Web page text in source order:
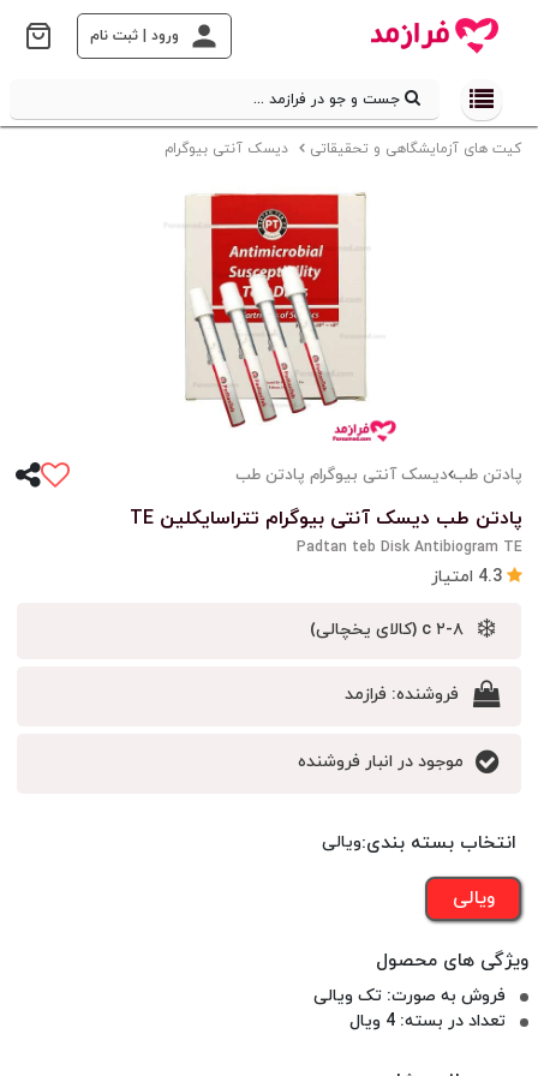
ورود | ثبت نام
جست و جو در فرازمد ...
کیت های آزمایشگاهی و تحقیقاتی دیسک آنتی بیوگرام
پادتن طب دیسک آنتی بیوگرام پادتن طب
پادتن طب دیسک آنتی بیوگرام تتراسایکلین TE
Padtan teb Disk Antibiogram TE
4.3 امتیاز
انتخاب بسته بندی:ویالی
ویالی
فروش به صورت: تک ویالی
تعداد در بسته: 4 ویال
❄️ c ۲-۸ (کالای یخچالی)
فروشنده: فرازمد
موجود در انبار فروشنده